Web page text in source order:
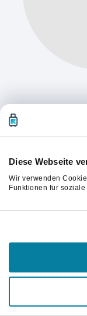
Diese Webseite
Wir verwenden
Funktionen für
Informationen
Dienste gesammelt
Bitte